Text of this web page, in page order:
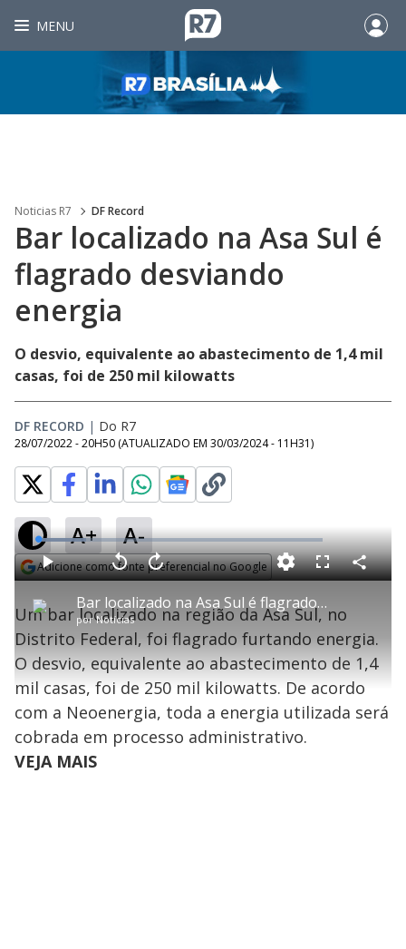
MENU
Noticias R7 DF Record
Bar localizado na Asa Sul é
flagrado desviando
energia
O desvio, equivalente ao abastecimento de 1,4 mil
casas, foi de 250 mil kilowatts
DF RECORD | Do R7
28/07/2022 - 20H50 (ATUALIZADO EM 30/03/2024 - 11H31)
A+ A-
Adicione como fonte preferencial no Google
P
l
a
Bar localizado na Asa Sul é flagrado desviando energia
porNotícias
P V
t
a
r
0
e
g
n
d
s
A
n
ç
a
r
1
s
e
u
n
o
s
L
o
a
d
e
6
.
7
7
F
l
e
n
C
o
i
l
h
Um bar localizado na região da Asa Sul, no
Distrito Federal, foi flagrado furtando energia.
O desvio, equivalente ao abastecimento de 1,4
mil casas, foi de 250 mil kilowatts. De acordo
com a Neoenergia, toda a energia utilizada será
cobrada em processo administrativo.
VEJA MAIS